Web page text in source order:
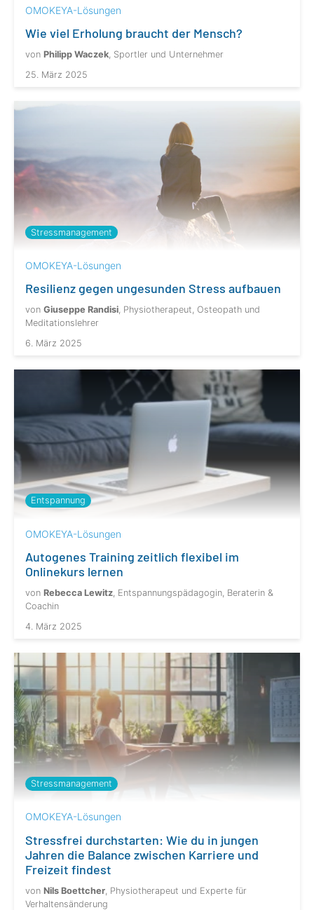
OMOKEYA-Lösungen
Wie viel Erholung braucht der Mensch?
von Philipp Waczek, Sportler und Unternehmer
25. März 2025
Stressmanagement
OMOKEYA-Lösungen
Resilienz gegen ungesunden Stress aufbauen
von Giuseppe Randisi, Physiotherapeut, Osteopath und
Meditationslehrer
6. März 2025
Entspannung
OMOKEYA-Lösungen
Autogenes Training zeitlich flexibel im
Onlinekurs lernen
von Rebecca Lewitz , Entspannungspädagogin, Beraterin &
Coachin
4. März 2025
Stressmanagement
OMOKEYA-Lösungen
Stressfrei durchstarten: Wie du in jungen
Jahren die Balance zwischen Karriere und
Freizeit findest
von Nils Boettcher , Physiotherapeut und Experte für
Verhaltensänderung